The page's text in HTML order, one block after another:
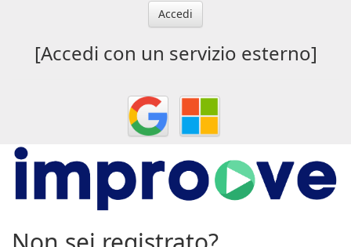
Accedi
[Accedi con un servizio esterno]